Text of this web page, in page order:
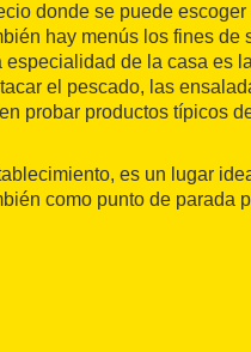
donde se puede
hay menús los fines de
de la casa es la
el pescado, las
probar productos típicos
es un lugar
como punto de parada